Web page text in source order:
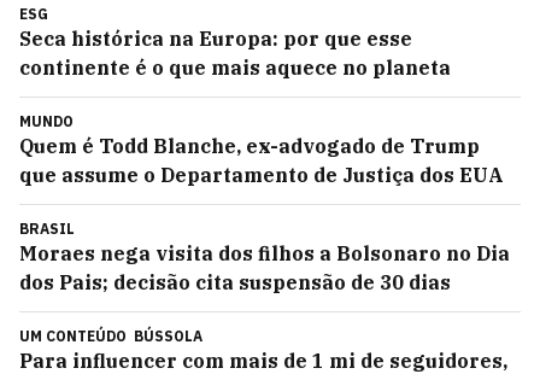
ESG
Seca histórica na Europa: por que esse
continente é o que mais aquece no planeta
MUNDO
Quem é Todd Blanche, ex-advogado de Trump
que assume o Departamento de Justiça dos EUA
BRASIL
Moraes nega visita dos filhos a Bolsonaro no Dia
dos Pais; decisão cita suspensão de 30 dias
UM CONTEÚDO BÚSSOLA
Para influencer com mais de 1 mi de seguidores,